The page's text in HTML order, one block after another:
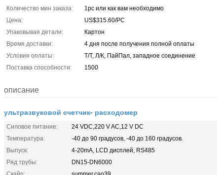
Количество мин заказа:
1pc или как вам необходимо
Цена:
US$315.60/PC
Упаковывая детали:
Картон
Время доставки:
4 дня после получения полной оплаты
Условия оплаты:
Т/Т, Л/К, ПайПал, западное соединение
Поставка способности:
1500
описание
ультразвуковой счетчик- расходомер
Силовое питание:
24 VDC,220 V AC,12 V DC
Температура:
-40 до 90 градусов, -40 до 160 градусов.
Выпуск:
4-20mA, LCD дисплей, RS485
Ряд трубы:
DN15-DN6000